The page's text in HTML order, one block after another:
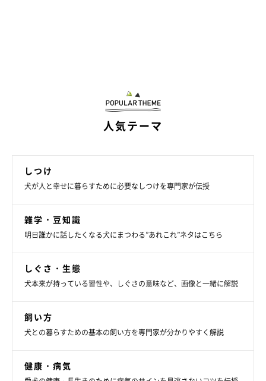
人気テーマ
しつけ
犬が人と幸せに暮らすために必要なしつけを専門家が伝授
雑学・豆知識
明日誰かに話したくなる犬にまつわる”あれこれ”ネタはこちら
しぐさ・生態
犬本来が持っている習性や、しぐさの意味など、画像と一緒に解説
飼い方
犬との暮らすための基本の飼い方を専門家が分かりやすく解説
健康・病気